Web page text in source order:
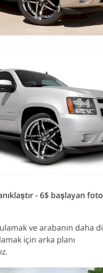
- 6$ başlayan
ve arabanın daha
için arka planı